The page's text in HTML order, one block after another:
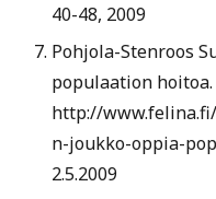
40-48, 2009
Pohjola-Stenroos
populaation
http://
n-joukko-oppia-
2.5.2009